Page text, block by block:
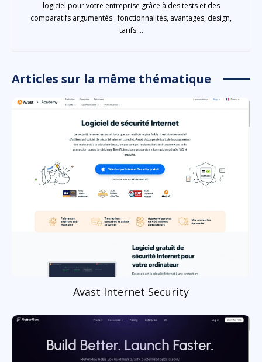
logiciel pour votre entreprise grâce à des tests et des
comparatifs argumentés : fonctionnalités, avantages, design,
tarifs ...
Articles sur la même thématique
Avast Internet Security